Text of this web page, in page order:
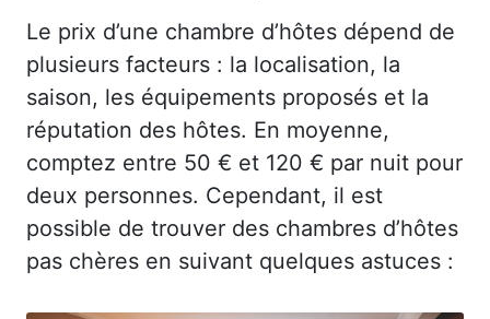
Le prix d’une chambre d’hôtes dépend de
plusieurs facteurs : la localisation, la
saison, les équipements proposés et la
réputation des hôtes. En moyenne,
comptez entre 50 € et 120 € par nuit pour
deux personnes. Cependant, il est
possible de trouver des chambres d’hôtes
pas chères en suivant quelques astuces :